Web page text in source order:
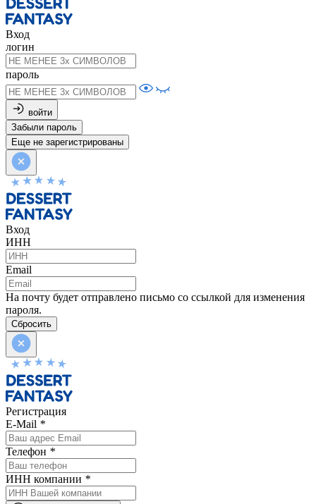
Вход
логин
пароль
войти
Забыли пароль
Еще не зарегистрированы
Вход
ИНН
Email
На почту будет отправлено письмо со ссылкой для изменения
пароля.
Сбросить
Регистрация
E-Mail *
Телефон *
ИНН компании *